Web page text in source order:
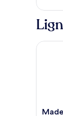
–
Made
Made